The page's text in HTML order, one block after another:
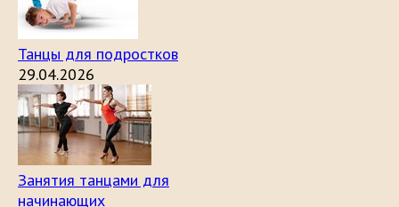
Танцы для подростков
29.04.2026
Занятия танцами для
начинающих